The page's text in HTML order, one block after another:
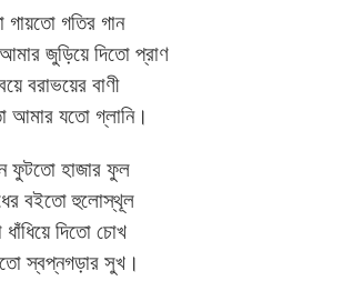
গায়তো গতির গান
জুড়িয়ে দিতো প্রাণ
বরাভয়ের বাণী
আমার যতো গ্লানি।
ফুটতো হাজার ফুল
বইতো হুলোস্থূল
দিতো চোখ
স্বপ্নগড়ার সুখ।